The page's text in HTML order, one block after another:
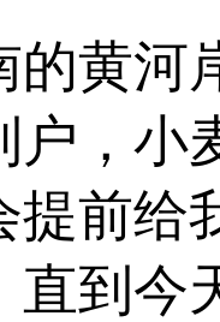
的黄河
户，小
提前给
直到今